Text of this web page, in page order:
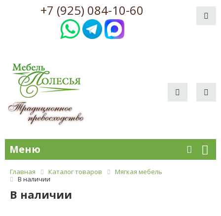
+7 (925) 084-10-60
Меню
Главная Каталог товаров
Мягкая мебель
В наличии
В наличии